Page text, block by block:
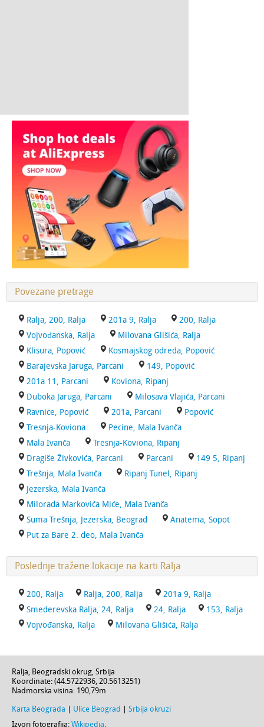
Povezane pretrage
Ralja, 200, Ralja 201a 9, Ralja
200, Ralja
Vojvođanska, Ralja
Milovana Glišića, Ralja
Klisura, Popović
Kosmajskog odreda, Popović
Barajevska Jaruga, Parcani
149, Popović
201a 11, Parcani
Koviona, Ripanj
Duboka Jaruga, Parcani
Milosava Vlajića, Parcani
Ravnice, Popović
201a, Parcani
Popović
Tresnja-Koviona
Pecine, Mala Ivanča
Mala Ivanča
Tresnja-Koviona, Ripanj
Dragiše Živkovića, Parcani
Parcani
149 5, Ripanj
Trešnja, Mala Ivanča
Ripanj Tunel, Ripanj
Jezerska, Mala Ivanča
Milorada Markovića Miće, Mala Ivanča
Suma Trešnja, Jezerska, Beograd
Anatema, Sopot
Put za Bare 2. deo, Mala Ivanča
Poslednje tražene lokacije na karti Ralja
200, Ralja Ralja, 200, Ralja
201a 9, Ralja
Smederevska Ralja, 24, Ralja
24, Ralja
153, Ralja
Vojvođanska, Ralja
Milovana Glišića, Ralja
Ralja, Beogradski okrug, Srbija
Koordinate: (44.5722936, 20.5613251 )
Nadmorska visina: 190,79m
Karta Beograda Ulice Beograd
Srbija okruzi
Izvori fotografija: Wikipedia.